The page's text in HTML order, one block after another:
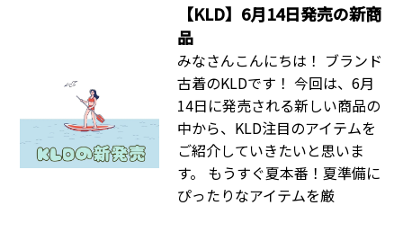
【KLD】6月14日発売の新商
品
みなさんこんにちは！ ブランド
古着のKLDです！ 今回は、6月
14日に発売される新しい商品の
中から、KLD注目のアイテムを
ご紹介していきたいと思いま
す。 もうすぐ夏本番！夏準備に
ぴったりなアイテムを厳